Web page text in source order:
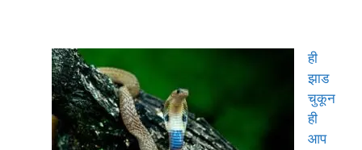
ही
झाड
चुकून
ही
आप